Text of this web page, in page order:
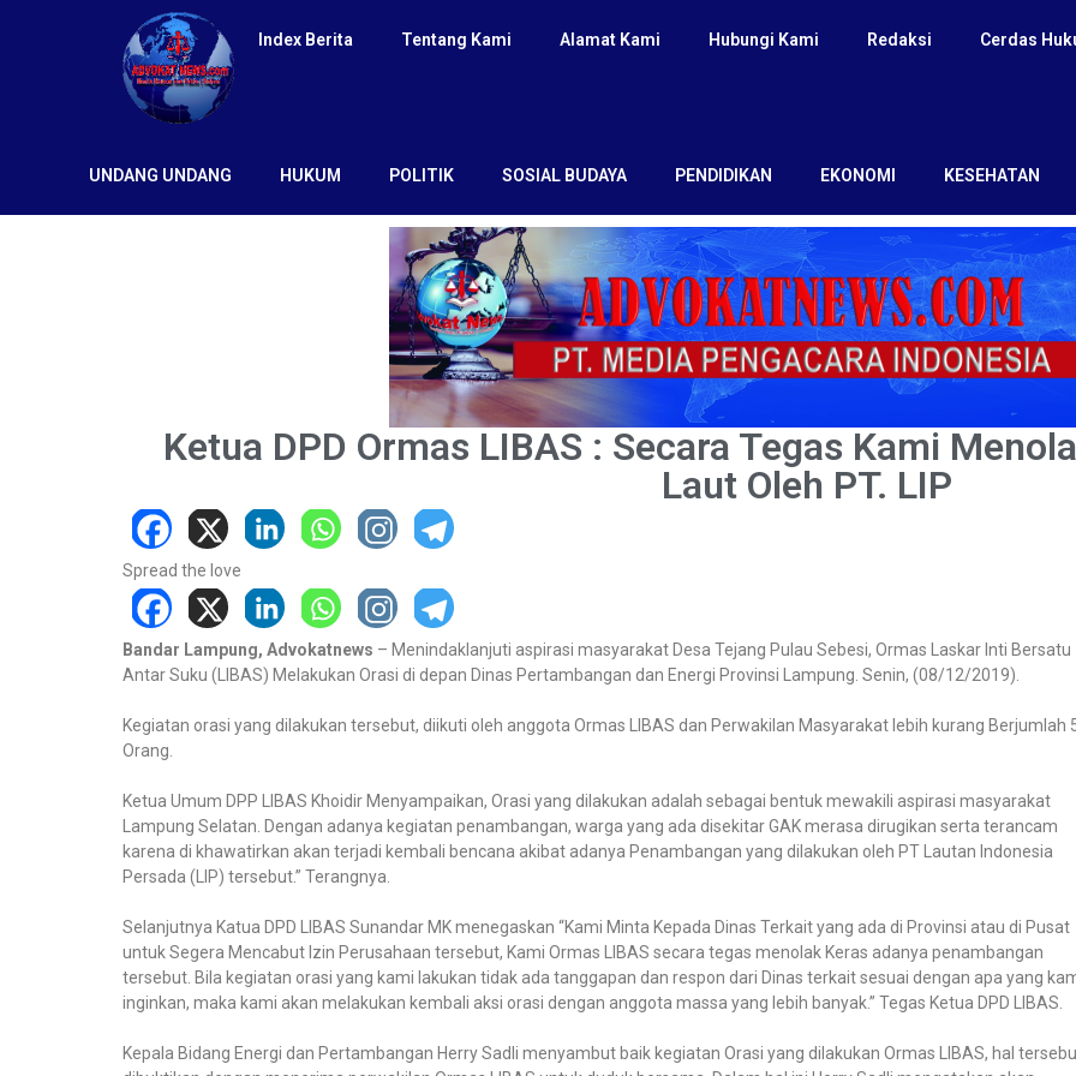
Index Berita Tentang Kami Alamat Kami Hubungi Kami Redaksi Cerdas
UNDANG UNDANG HUKUM POLITIK SOSIAL BUDAYA PENDIDIKAN EKONOMI KESEHATAN
Ketua DPD Ormas LIBAS : Secara Tegas Kami
Laut Oleh PT. LIP
Spread the love
Bandar Lampung, Advokatnews – Menindaklanjuti aspirasi masyarakat Desa Tejang Pulau Sebesi, Ormas Laskar Inti Bersatu
Antar Suku (LIBAS) Melakukan Orasi di depan Dinas Pertambangan dan Energi Provinsi Lampung. Senin, (08/12/2019).
Kegiatan orasi yang dilakukan tersebut, diikuti oleh anggota Ormas LIBAS dan Perwakilan Masyarakat lebih kurang Berjumlah
Orang.
Ketua Umum DPP LIBAS Khoidir Menyampaikan, Orasi yang dilakukan adalah sebagai bentuk mewakili aspirasi masyarakat
Lampung Selatan. Dengan adanya kegiatan penambangan, warga yang ada disekitar GAK merasa dirugikan serta terancam
karena di khawatirkan akan terjadi kembali bencana akibat adanya Penambangan yang dilakukan oleh PT Lautan Indonesia
Persada (LIP) tersebut.” Terangnya.
Selanjutnya Katua DPD LIBAS Sunandar MK menegaskan “Kami Minta Kepada Dinas Terkait yang ada di Provinsi atau di Pusat
untuk Segera Mencabut Izin Perusahaan tersebut, Kami Ormas LIBAS secara tegas menolak Keras adanya penambangan
tersebut. Bila kegiatan orasi yang kami lakukan tidak ada tanggapan dan respon dari Dinas terkait sesuai dengan apa yang
inginkan, maka kami akan melakukan kembali aksi orasi dengan anggota massa yang lebih banyak.” Tegas Ketua DPD LIBAS.
Kepala Bidang Energi dan Pertambangan Herry Sadli menyambut baik kegiatan Orasi yang dilakukan Ormas LIBAS, hal